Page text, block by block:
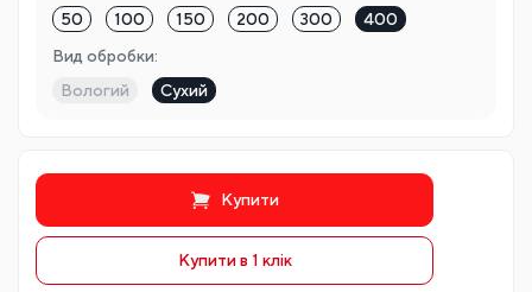
50
100 150 200 300
400
Вид обробки:
Вологий
Сухий
Купити
Купити в 1 клiк